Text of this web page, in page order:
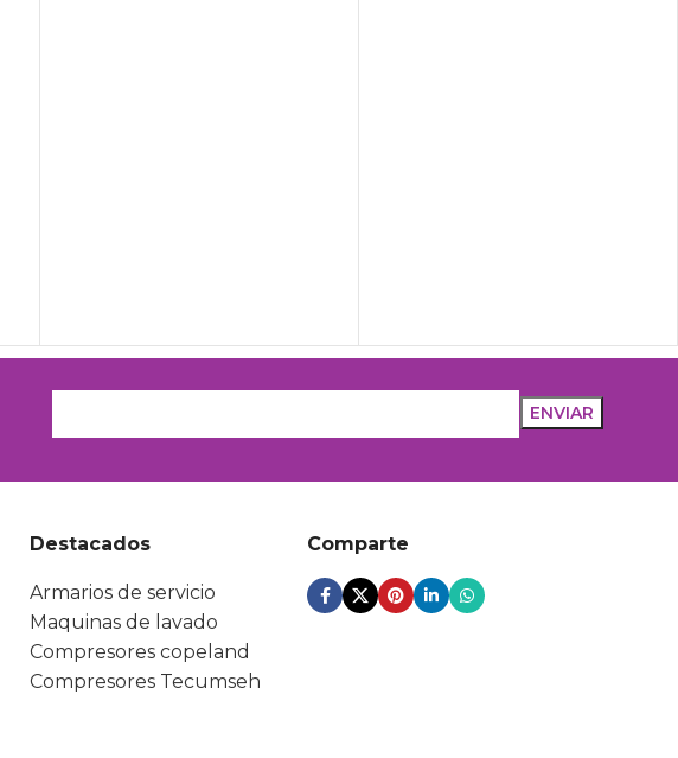
Destacados
Armarios de servicio
Maquinas de lavado
Compresores copeland
Compresores Tecumseh
Comparte